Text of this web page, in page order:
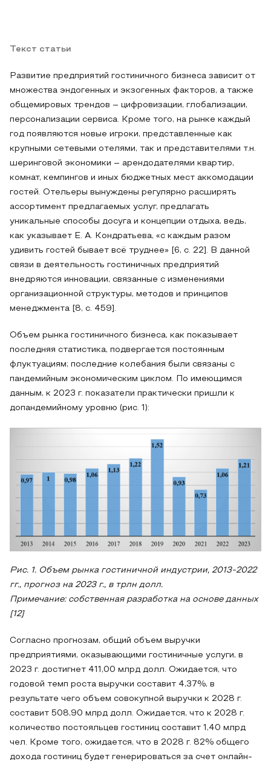
Текст статьи
Развитие предприятий гостиничного бизнеса зависит от
множества эндогенных и экзогенных факторов, а также
общемировых трендов – цифровизации, глобализации,
персонализации сервиса. Кроме того, на рынке каждый
год появляются новые игроки, представленные как
крупными сетевыми отелями, так и представителями т.н.
шеринговой экономики – арендодателями квартир,
комнат, кемпингов и иных бюджетных мест аккомодации
гостей. Отельеры вынуждены регулярно расширять
ассортимент предлагаемых услуг, предлагать
уникальные способы досуга и концепции отдыха, ведь,
как указывает Е. А. Кондратьева, «с каждым разом
удивить гостей бывает всё труднее» [6, c. 22]. В данной
связи в деятельность гостиничных предприятий
внедряются инновации, связанные с изменениями
организационной структуры, методов и принципов
менеджмента [8, с. 459].
Объем рынка гостиничного бизнеса, как показывает
последняя статистика, подвергается постоянным
флуктуациям; последние колебания были связаны с
пандемийным экономическим циклом. По имеющимся
данным, к 2023 г. показатели практически пришли к
допандемийному уровню (рис. 1):
Рис. 1. Объем рынка гостиничной индустрии, 2013-2022
гг., прогноз на 2023 г., в трлн долл.
Примечание: собственная разработка на основе данных
[12]
Согласно прогнозам, общий объем выручки
предприятиями, оказывающими гостиничные услуги, в
2023 г. достигнет 411,00 млрд долл. Ожидается, что
годовой темп роста выручки составит 4,37%, в
результате чего объем совокупной выручки к 2028 г.
составит 508,90 млрд долл. Ожидается, что к 2028 г.
количество постояльцев гостиниц составит 1,40 млрд
чел. Кроме того, ожидается, что в 2028 г. 82% общего
дохода гостиниц будет генерироваться за счет онлайн-